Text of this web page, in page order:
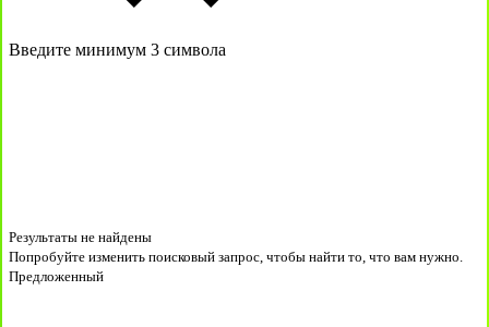
Введите минимум 3 символа
Результаты не найдены
Попробуйте изменить поисковый запрос, чтобы найти то, что вам нужно.
Предложенный